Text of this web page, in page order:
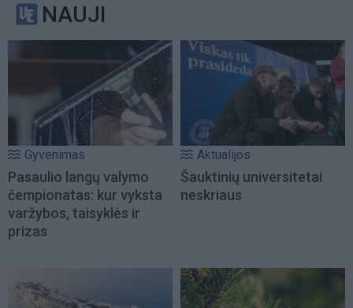
NAUJI
Gyvenimas
Pasaulio langų valymo
čempionatas: kur vyksta
varžybos, taisyklės ir
prizas
Aktualijos
Šauktinių universitetai
neskriaus